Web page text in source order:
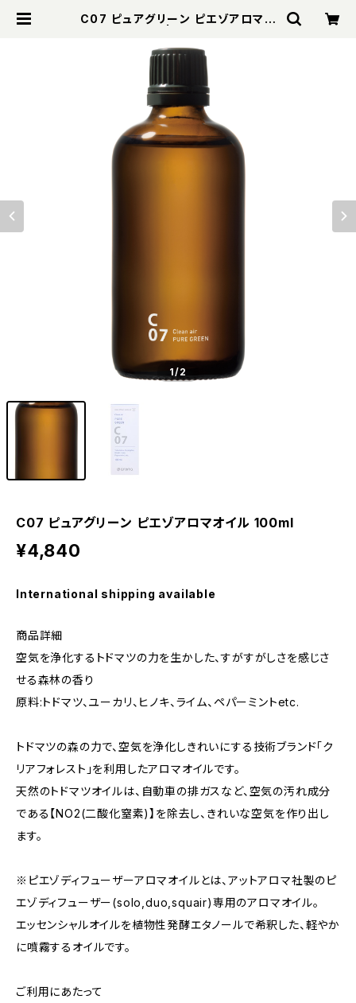
C07 ピュアグリーン ピエゾアロマオ
1/2
C07 ピュアグリーン ピエゾアロマオイル 100ml
¥4,840
International shipping available
商品詳細
空気を浄化するトドマツの力を生かした、すがすがしさを感じさ
せる森林の香り
原料:トドマツ、ユーカリ、ヒノキ、ライム、ペパーミントetc.
トドマツの森の力で、空気を浄化しきれいにする技術ブランド「ク
リアフォレスト」を利用したアロマオイルです。
天然のトドマツオイルは、自動車の排ガスなど、空気の汚れ成分
である【NO2(二酸化窒素)】を除去し、きれいな空気を作り出し
ます。
※ピエゾディフューザーアロマオイルとは、アットアロマ社製のピ
エゾディフューザー(solo,duo,squair)専用のアロマオイル。
エッセンシャルオイルを植物性発酵エタノールで希釈した、軽やか
に噴霧するオイルです。
ご利用にあたって